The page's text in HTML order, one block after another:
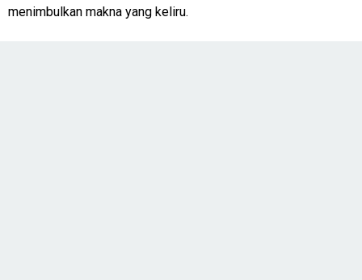
menimbulkan makna yang keliru.